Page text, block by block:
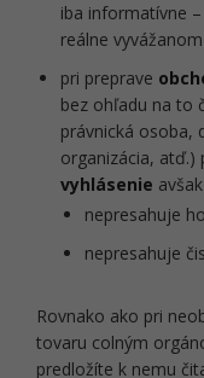
iba informatívne
reálne
pri preprave
bez ohľadu na to
právnická osoba,
organizácia,
vyhlásenie
nepresahuje
nepresahuje
Rovnako ako pri
tovaru colným
predložíte k nemu